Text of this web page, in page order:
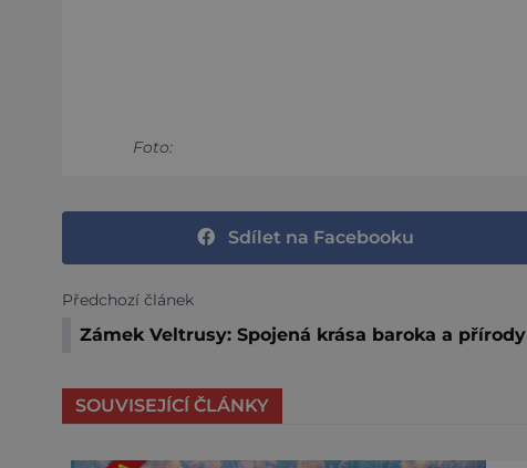
Foto:
Sdílet na Facebooku
Předchozí článek
Zámek Veltrusy: Spojená krása baroka a přírody
SOUVISEJÍCÍ ČLÁNKY